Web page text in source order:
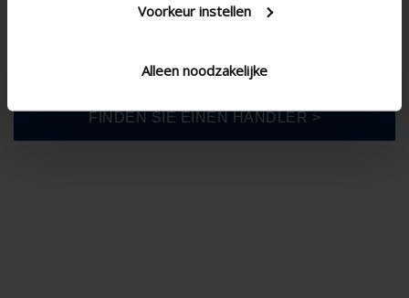
Voorkeur instellen
Alleen noodzakelijke